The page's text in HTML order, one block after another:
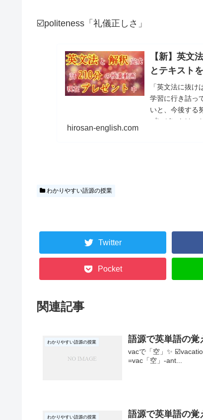
☑️politeness「礼儀正しさ」
【新】英文
とテキスト
「英文法に抜
学習に行き詰っ
いと、今後する
プレゼントはこ
hirosan-english.com
わかりやすい語源の授業
Twitter
Pocket
関連記事
わかりやすい語源の授業 語源で英単語の
vacで「空」✨
=vac「空」-ant...
わかりやすい語源の授業 語源で英単語の